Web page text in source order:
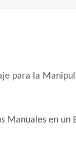
para la
Manuales en un